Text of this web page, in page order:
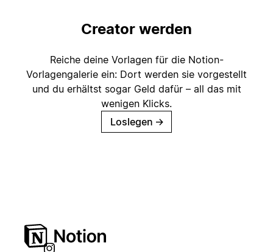
Creator werden
Reiche deine Vorlagen für die Notion-
Vorlagengalerie ein: Dort werden sie vorgestellt
und du erhältst sogar Geld dafür – all das mit
wenigen Klicks.
Loslegen →